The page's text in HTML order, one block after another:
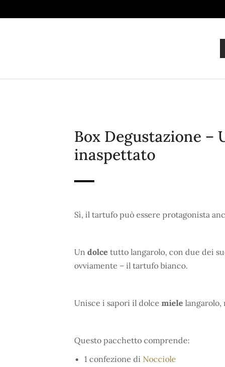
Box Degustazione –
inaspettato
Sì, il tartufo può essere protagonista
Un dolce tutto langarolo, con due dei
ovviamente – il tartufo bianco.
Unisce i sapori il dolce miele
Questo pacchetto comprende:
1 confezione di Nocciole